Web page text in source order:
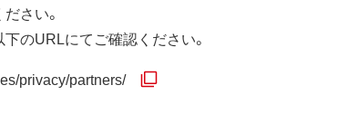
さい。
のURLにてご確認ください。
privacy/partners/